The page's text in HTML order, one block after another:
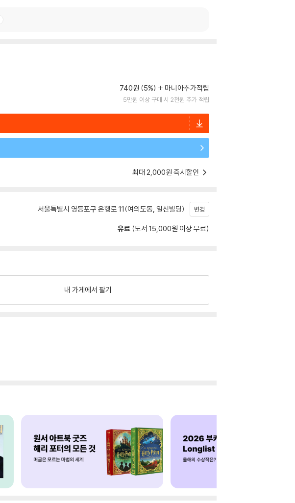
740원 (5%) 마니아추가적립
5만원 이상 구매 시 2천원 추가 적립
최대 2,000원 즉시할인
서울특별시 영등포구 은행로 11(여의도동, 일신빌딩) 변경
유료 (도서 15,000원 이상 무료)
내 가게에서 팔기